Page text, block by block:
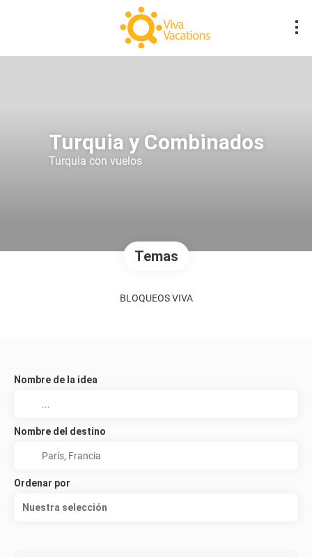
Turquia y Combinados
Turquia con vuelos
Temas
BLOQUEOS VIVA
Nombre de la idea
Nombre del destino
Ordenar por
Nuestra selección